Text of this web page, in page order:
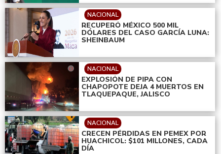
NACIONAL
RECUPERÓ MÉXICO 500 MIL
DÓLARES DEL CASO GARCÍA LUNA:
SHEINBAUM
NACIONAL
EXPLOSIÓN DE PIPA CON
CHAPOPOTE DEJA 4 MUERTOS EN
TLAQUEPAQUE, JALISCO
NACIONAL
CRECEN PÉRDIDAS EN PEMEX POR
HUACHICOL: $101 MILLONES, CADA
DÍA